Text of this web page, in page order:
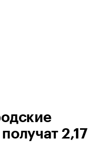
2,17